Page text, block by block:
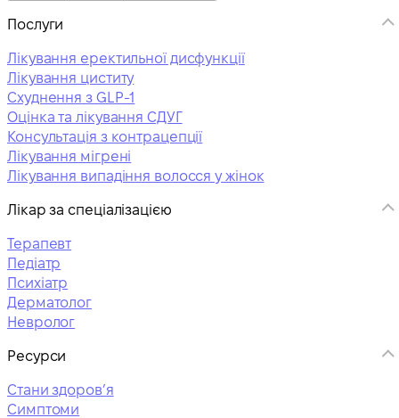
Послуги
Лікування еректильної дисфункції
Лікування циститу
Схуднення з GLP-1
Оцінка та лікування СДУГ
Консультація з контрацепції
Лікування мігрені
Лікування випадіння волосся у жінок
Лікар за спеціалізацією
Терапевт
Педіатр
Психіатр
Дерматолог
Невролог
Ресурси
Стани здоровʼя
Симптоми